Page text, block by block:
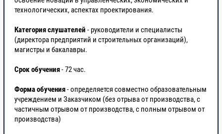
технологических, аспектах проектирования.
Категория слушателей - руководители и специалисты
(директора предприятий и строительных организаций),
магистры и бакалавры.
Срок обучения- 72 час.
Форма обучения- определяется совместно образовательным
учреждением и Заказчиком (без отрыва от производства, с
частичным отрывом от производства, с полным отрывом от
производства)
результате возможных аварий на
объектах капитального строительства, и
2.4
Проектные решения по предупреждению
результате аварий на рядом
объектах, включая аварии на транспорте
2.5
Проектные решения по предупреждению